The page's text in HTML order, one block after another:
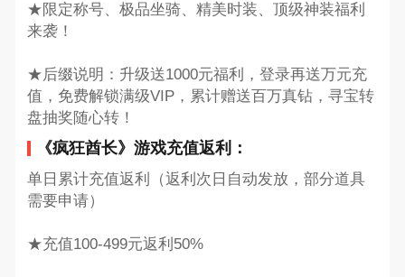
★限定称号、极品坐骑、精美时装、顶级神装福利
来袭！
★后缀说明：升级送1000元福利，登录再送万元充
值，免费解锁满级VIP，累计赠送百万真钻，寻宝转
盘抽奖随心转！
《疯狂酋长》游戏充值返利：
单日累计充值返利（返利次日自动发放，部分道具
需要申请）
★充值100-499元返利50%